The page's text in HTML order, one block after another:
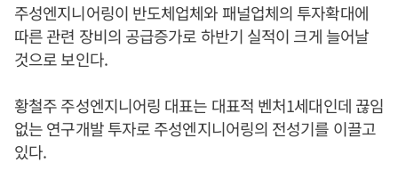
주성엔지니어링이 반도체업체와 패널업체의 투자확대에
따른 관련 장비의 공급증가로 하반기 실적이 크게 늘어날
것으로 보인다.
황철주 주성엔지니어링 대표는 대표적 벤처1세대인데 끊임
없는 연구개발 투자로 주성엔지니어링의 전성기를 이끌고
있다.